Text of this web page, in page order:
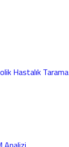
Hastalık Tarama